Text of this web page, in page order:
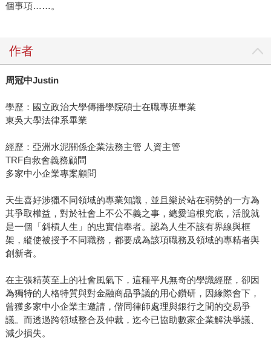
個事項……。
作者
周冠中Justin
學歷：國立政治大學傳播學院碩士在職專班畢業
東吳大學法律系畢業
經歷：亞洲水泥關係企業法務主管 人資主管
TRF自救會義務顧問
多家中小企業專案顧問
天生喜好涉獵不同領域的專業知識，並且樂於站在弱勢的一方為
其爭取權益，對於社會上不公不義之事，總愛追根究底，活脫就
是一個「斜槓人生」的忠實信奉者。認為人生不該有界線與框
架，縱使被授予不同職務，都要成為該項職務及領域的專精者與
創新者。
在主張精英至上的社會風氣下，這種平凡無奇的學識經歷，卻因
為獨特的人格特質與對金融商品爭議的用心鑽研，因緣際會下，
曾獲多家中小企業主邀請，偕同律師處理與銀行之間的交易爭
議。而透過跨領域整合及仲裁，迄今已協助數家企業解決爭議、
減少損失。